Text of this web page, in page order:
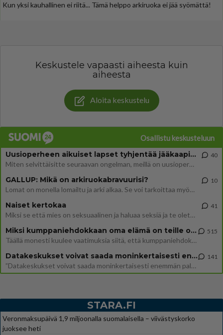
Kun yksi kauhallinen ei riitä... Tämä helppo arkiruoka ei jää syömättä!
Keskustele vapaasti aiheesta kuin
aiheesta
Aloita keskustelu
Osallistu keskusteluun
Uusioperheen aikuiset lapset tyhjentää jääkaapin käydessään
Miten selvittäisitte seuraavan ongelman, meillä on uusioperhe, minulla teini-ikäiset lapset ja puolisolla aikuiset, jotk
40
GALLUP: Mikä on arkiruokabravuurisi?
Lomat on monella lomailtu ja arki alkaa. Se voi tarkoittaa myös sitä, että grillailut on grillattu ja palataan arjen ruo
10
Naiset kertokaa
Miksi se että mies on seksuaalinen ja haluaa seksiä ja te olette hänen mielestänne haluttava on vastenmielistä? Mikä sii
41
Miksi kumppaniehdokkaan oma elämä on teille ongelma?
Täällä monesti kuulee vaatimuksia siitä, että kumppaniehdokkaalla ei saisi olla lemmikkejä, lapsia, kavereita, eksiä, su
515
Datakeskukset voivat saada moninkertaisesti enemmän palautuksia kuin mitä ne maksavat veroja
”Datakeskukset voivat saada moninkertaisesti enemmän palautuksia kuin mitä ne maksavat veroja”, sanoo professori Jussi K
141
STARA.FI
Veronmaksupäivä 1,9 miljoonalla suomalaisella – viivästyskorko
juoksee heti